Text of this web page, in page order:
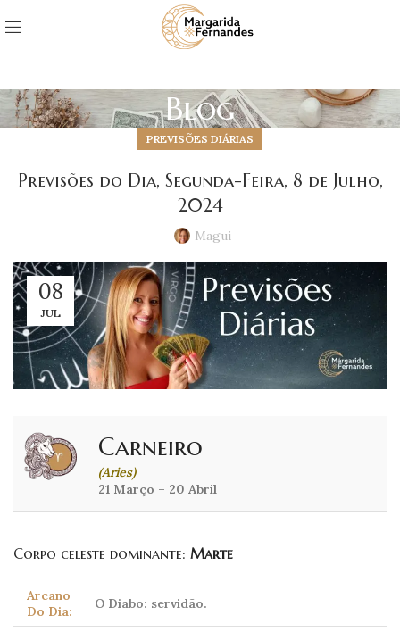
Blog
PREVISÕES DIÁRIAS
Previsões do Dia, Segunda-Feira, 8 de Julho,
2024
Magui
08
JUL
Carneiro
(Aries)
21 Março – 20 Abril
Corpo celeste dominante: Marte
Arcano
Do Dia:
O Diabo: servidão.